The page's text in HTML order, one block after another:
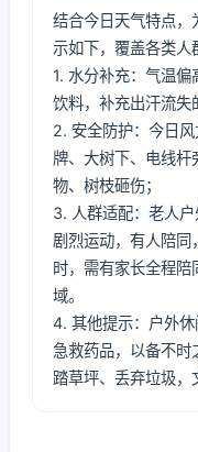
结合今日天气特点，
示如下，覆盖各类人
1. 水分补充：气温
饮料，补充出汗流失
2. 安全防护：今日
牌、大树下、电线
物、树枝砸伤；
3. 人群适配：老人
剧烈运动，有人陪同
时，需有家长全程
域。
4. 其他提示：户外休
急救药品，以备不
踏草坪、丢弃垃圾，